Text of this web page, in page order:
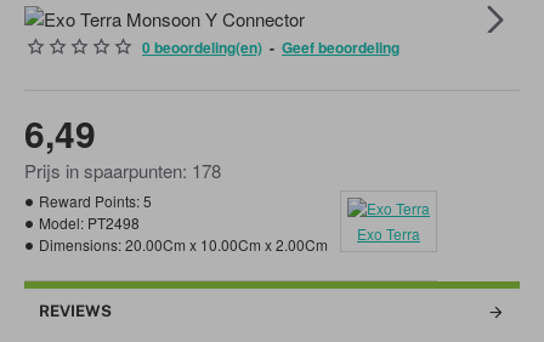
0 beoordeling(en) - Geef beoordeling
6,49
Prijs in spaarpunten: 178
Reward Points:5
Model: PT2498
Dimensions:20.00Cm x 10.00Cm x 2.00Cm
Exo Terra
REVIEWS